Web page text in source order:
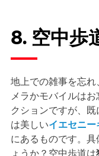
8. 空中歩
地上での雑事を忘れ、
メラかモバイルはお
クションですが、
は美しいイエセニー
にあるものです。
ょうか？空中歩道は